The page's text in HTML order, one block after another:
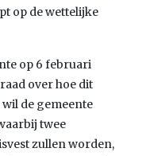
op de wettelijke
op 6 februari
over hoe dit
de gemeente
twee
zullen worden,